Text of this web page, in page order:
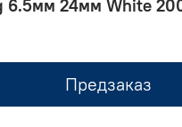
6.5мм 24мм White
Предзаказ